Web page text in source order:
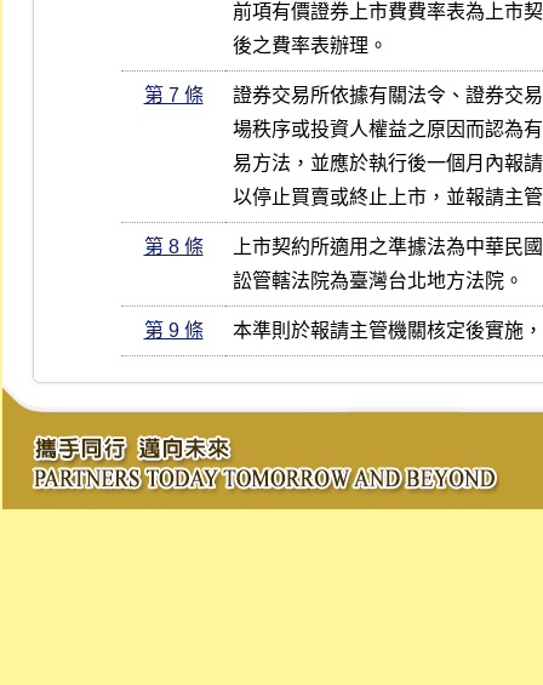
前項有價證券上市費費率表為上市
後之費率表辦理。
第 7 條
證券交易所依據有關法令、證券交
場秩序或投資人權益之原因而認為
易方法，並應於執行後一個月內報
以停止買賣或終止上市，並報請主
第 8 條
上市契約所適用之準據法為中華民
訟管轄法院為臺灣台北地方法院。
第 9 條 本準則於報請主管機關核定後實施